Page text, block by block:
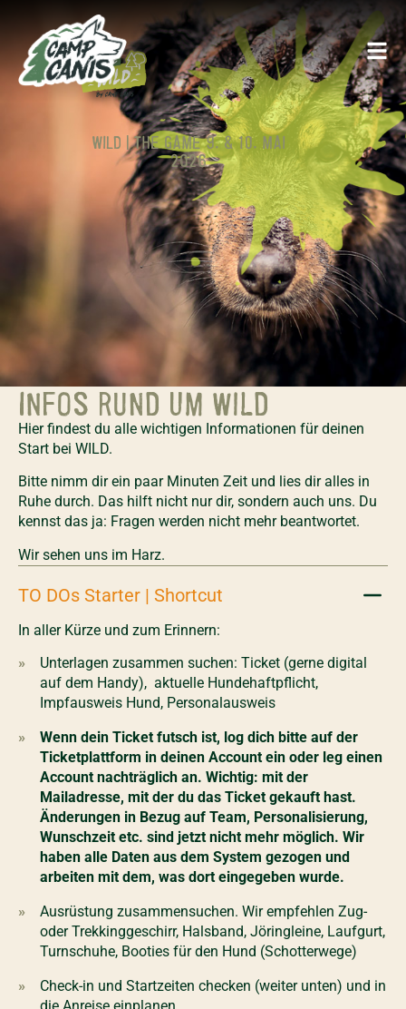
WILD | THE GAME 9. & 10. MAI
2026
INFOS RUND UM WILD
Hier findest du alle wichtigen Informationen für deinen
Start bei WILD.
Bitte nimm dir ein paar Minuten Zeit und lies dir alles in
Ruhe durch. Das hilft nicht nur dir, sondern auch uns. Du
kennst das ja: Fragen werden nicht mehr beantwortet.
Wir sehen uns im Harz.
TO DOs Starter | Shortcut
In aller Kürze und zum Erinnern:
Unterlagen zusammen suchen: Ticket (gerne digital
auf dem Handy), aktuelle Hundehaftpflicht,
Impfausweis Hund, Personalausweis
Wenn dein Ticket futsch ist, log dich bitte auf der
Ticketplattform in deinen Account ein oder leg einen
Account nachträglich an. Wichtig: mit der
Mailadresse, mit der du das Ticket gekauft hast.
Änderungen in Bezug auf Team, Personalisierung,
Wunschzeit etc. sind jetzt nicht mehr möglich. Wir
haben alle Daten aus dem System gezogen und
arbeiten mit dem, was dort eingegeben wurde.
Ausrüstung zusammensuchen. Wir empfehlen Zug-
oder Trekkinggeschirr, Halsband, Jöringleine, Laufgurt,
Turnschuhe, Booties für den Hund (Schotterwege)
Check-in und Startzeiten checken (weiter unten) und in